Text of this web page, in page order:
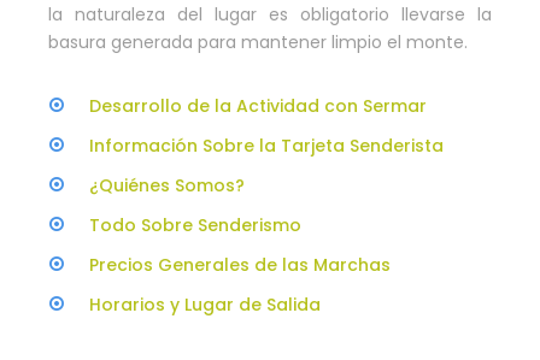
la naturaleza del lugar es obligatorio llevarse la
basura generada para mantener limpio el monte.
Desarrollo de la Actividad con Sermar
Información Sobre la Tarjeta Senderista
¿Quiénes Somos?
Todo Sobre Senderismo
Precios Generales de las Marchas
Horarios y Lugar de Salida